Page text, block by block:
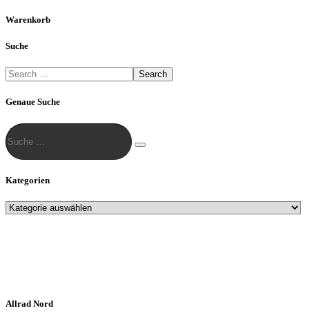
können
auf
werden
Warenkorb
Suche
Search
Genaue Suche
Suche
…
Suche
Kategorien
Allrad Nord